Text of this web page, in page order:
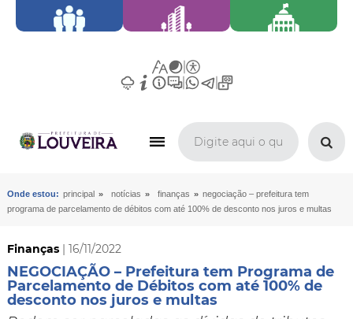
Onde estou: principal » notícias » finanças » ​negociação – prefeitura tem
programa de parcelamento de débitos com até 100% de desconto nos juros e multas
Finanças| 16/11/2022
​NEGOCIAÇÃO – Prefeitura tem Programa de
Parcelamento de Débitos com até 100% de
desconto nos juros e multas